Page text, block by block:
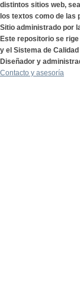
distintos sitios web,
los textos como de
Sitio administrado por
Este repositorio se
y el Sistema de
Diseñador y
Contacto y asesoría